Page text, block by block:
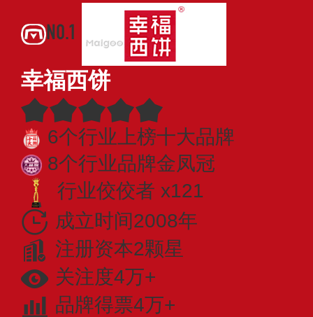
NO.1
幸福西饼
6个行业上榜十大品牌
8个行业品牌金凤冠
行业佼佼者 x121
成立时间2008年
注册资本2颗星
关注度4万+
品牌得票4万+